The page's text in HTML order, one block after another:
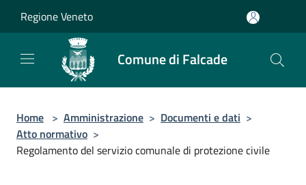
Regione Veneto
Comune di Falcade
Home > Amministrazione > Documenti e dati >
Atto normativo >
Regolamento del servizio comunale di protezione civile